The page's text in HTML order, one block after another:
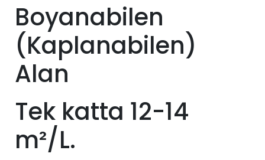
Boyanabilen
(Kaplanabilen)
Alan
Tek katta 12-14
m²/L.